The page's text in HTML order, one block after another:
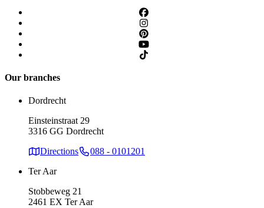
Our branches
Dordrecht
Einsteinstraat 29
3316 GG Dordrecht
Directions
088 - 0101201
Ter Aar
Stobbeweg 21
2461 EX Ter Aar